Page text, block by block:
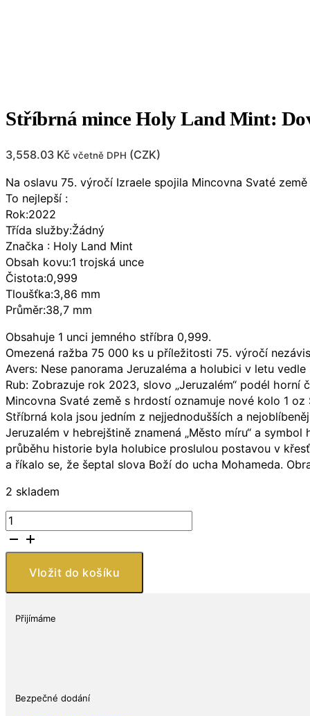
Stříbrná mince Holy Land Mint:
3,558.03 Kč včetně DPH (CZK)
Na oslavu 75. výročí Izraele spojila Mincovna Svaté
To nejlepší :
Rok:2022
Třída služby:Žádný
Značka : Holy Land Mint
Obsah kovu:1 trojská unce
Čistota:0,999
Tloušťka:3,86 mm
Průměr:38,7 mm
Obsahuje 1 unci jemného stříbra 0,999.
Omezená ražba 75 000 ks u příležitosti 75. výročí
Avers: Nese panorama Jeruzaléma a holubici v letu
Rub: Zobrazuje rok 2023, slovo „Jeruzalém“ podél
Mincovna Svaté země s hrdostí oznamuje nové kolo 1
Stříbrná kola jsou jedním z nejjednodušších a
Jeruzalém v hebrejštině znamená „Město míru“ a
průběhu historie byla holubice proslulou postavou v
a říkalo se, že šeptal slova Boží do ucha Mohameda.
2 skladem
Stříbrná
mince
Holy
Land
Dove
Oz
Vložit do košíku
Přijímáme
Bezpečné dodání